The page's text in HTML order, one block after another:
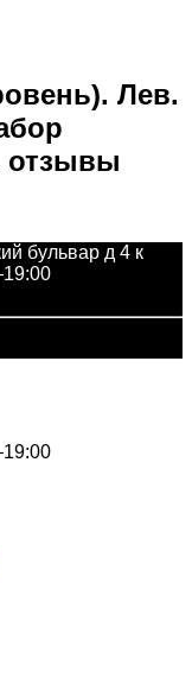
Лев.
отзывы
бульвар д 4 к